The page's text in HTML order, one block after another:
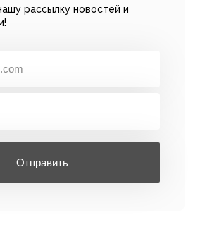
рассылку новостей и
Отправить